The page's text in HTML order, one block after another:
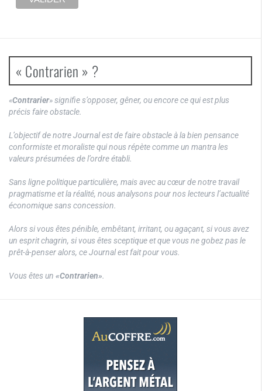
« Contrarien » ?
«Contrarier» signifie s’opposer, gêner, ou encore ce qui est plus
précis faire obstacle.
L’objectif de notre Journal est de faire obstacle à la bien pensance
conformiste et moraliste qui nous répète comme un mantra les
valeurs présumées de l’ordre établi.
Sans ligne politique particulière, mais avec au cœur de notre travail
pragmatisme et la réalité, nous analysons pour nos lecteurs l’actualité
économique sans concession.
Alors si vous êtes pénible, embêtant, irritant, ou agaçant, si vous avez
un esprit chagrin, si vous êtes sceptique et que vous ne gobez pas le
prêt-à-penser alors, ce Journal est fait pour vous.
Vous êtes un «Contrarien».